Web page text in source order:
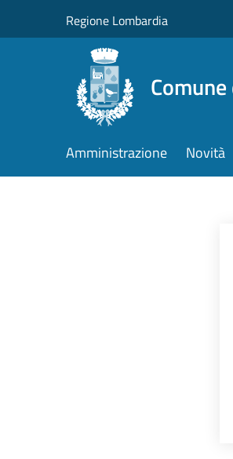
Regione Lombardia
Amministrazione Novità